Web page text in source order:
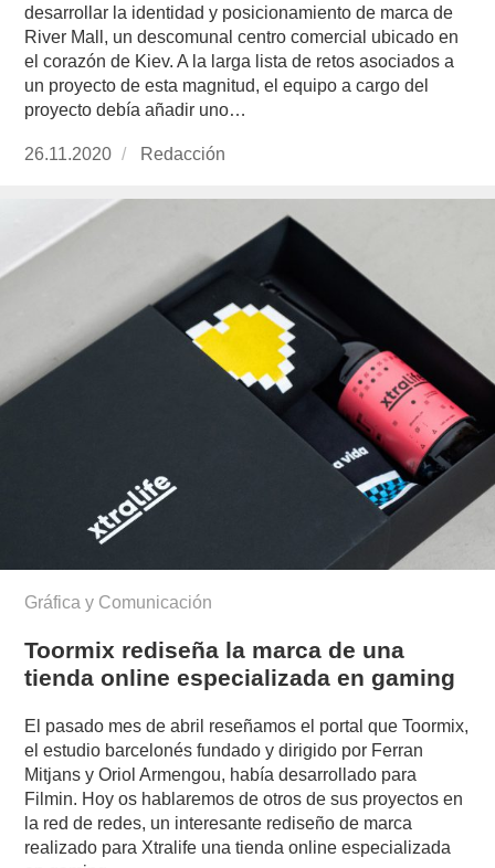
desarrollar la identidad y posicionamiento de marca de
River Mall, un descomunal centro comercial ubicado en
el corazón de Kiev. A la larga lista de retos asociados a
un proyecto de esta magnitud, el equipo a cargo del
proyecto debía añadir uno…
Publicado
26.11.2020 https://www.experimenta.es/author/redaccion/
Redacción
Gráfica y Comunicación
Toormix rediseña la marca de una
tienda online especializada en gaming
El pasado mes de abril reseñamos el portal que Toormix,
el estudio barcelonés fundado y dirigido por Ferran
Mitjans y Oriol Armengou, había desarrollado para
Filmin. Hoy os hablaremos de otros de sus proyectos en
la red de redes, un interesante rediseño de marca
realizado para Xtralife una tienda online especializada